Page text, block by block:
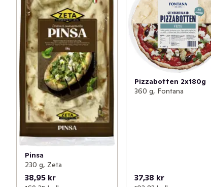
Pinsa
230 g, Zeta
38,95 kr
Pizzabotten 2x180g
360 g, Fontana
37,38 kr